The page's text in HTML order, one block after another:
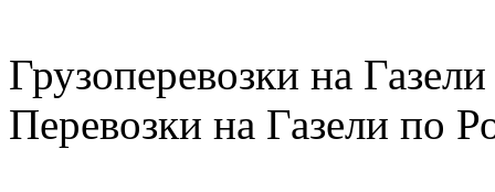
Грузоперевозки на
Перевозки на Газели по